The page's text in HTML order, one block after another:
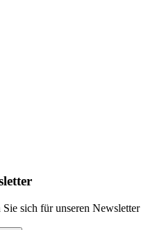
sich für unseren Newsletter